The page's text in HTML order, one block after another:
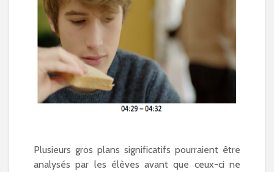
Plusieurs gros plans significatifs pourraient être
analysés par les élèves avant que ceux-ci ne